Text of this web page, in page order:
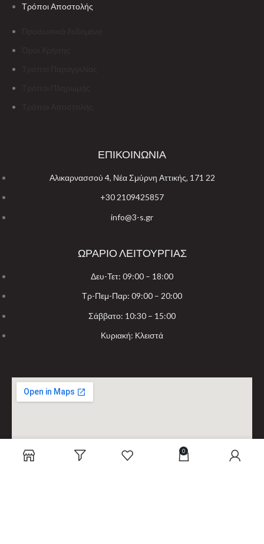
ΕΠΙΚΟΙΝΩΝΙΑ
Αλικαρνασσού 4, Νέα Σμύρνη Αττικής, 171 22
+30 2109425857
info@3-s.gr
ΩΡΑΡΙΟ ΛΕΙΤΟΥΡΓΙΑΣ
Δευ-Τετ: 09:00 – 18:00
Τρ-Πεμ-Παρ: 09:00 – 20:00
Σάββατο: 10:30 – 15:00
Κυριακή: Κλειστά
Τρόποι Αποστολής
0